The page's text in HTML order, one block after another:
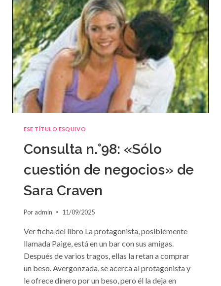
ESE TÍTULO ESQUIVO
Consulta n.°98: «Sólo
cuestión de negocios» de
Sara Craven
Por admin 11/09/2025
Ver ficha del libro La protagonista, posiblemente
llamada Paige, está en un bar con sus amigas.
Después de varios tragos, ellas la retan a comprar
un beso. Avergonzada, se acerca al protagonista y
le ofrece dinero por un beso, pero él la deja en